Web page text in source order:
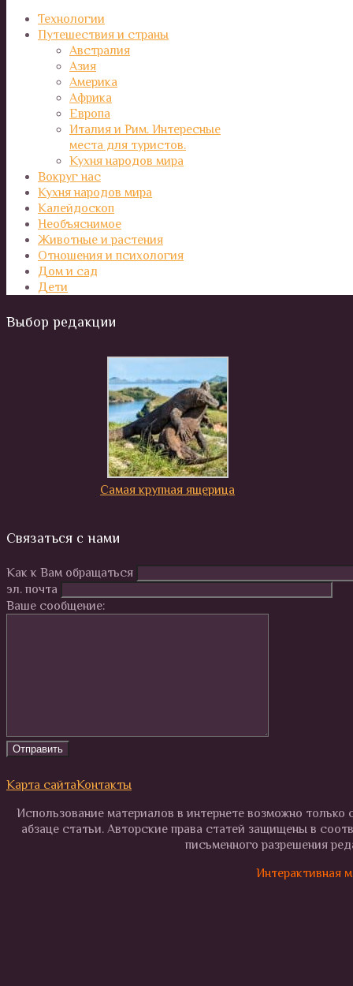
Технологии
Путешествия и страны
Австралия
Азия
Америка
Африка
Европа
Италия и Рим. Интересные
места для туристов.
Кухня народов мира
Вокруг нас
Кухня народов мира
Калейдоскоп
Необъяснимое
Животные и растения
Отношения и психология
Дом и сад
Дети
Выбор редакции
Самая крупная ящерица
Связаться с нами
Как к Вам обращаться
эл. почта
Ваше сообщение:
Карта сайтаКонтакты
Использование материалов в интернете возможно
абзаце статьи. Авторские права статей защищены в
письменного разрешения
Интерактивная